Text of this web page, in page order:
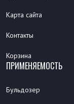
Карта сайта
Контакты
Корзина
ПРИМЕНЯЕМОСТЬ
Бульдозер